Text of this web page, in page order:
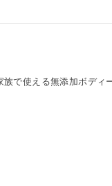
で使える無添加ボデ